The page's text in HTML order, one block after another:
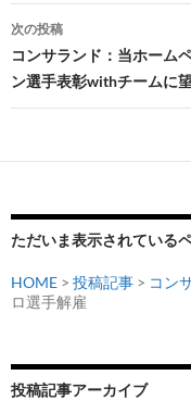
ナ
ビ
ゲ
シ
ョ
ン
次の投稿
コンサランド：当ホーム
ン選手表彰withチームに
ただいま表示されている
HOME > 投稿記事 > コン
ロ選手解雇
投稿記事アーカイブ